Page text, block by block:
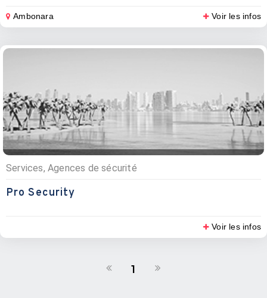
Ambonara Voir les infos
Services, Agences de sécurité
Pro Security
Voir les infos
1